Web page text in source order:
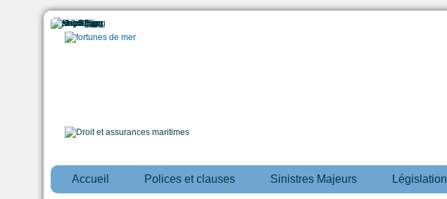
Accueil Polices et clauses Sinistres Majeurs Législation